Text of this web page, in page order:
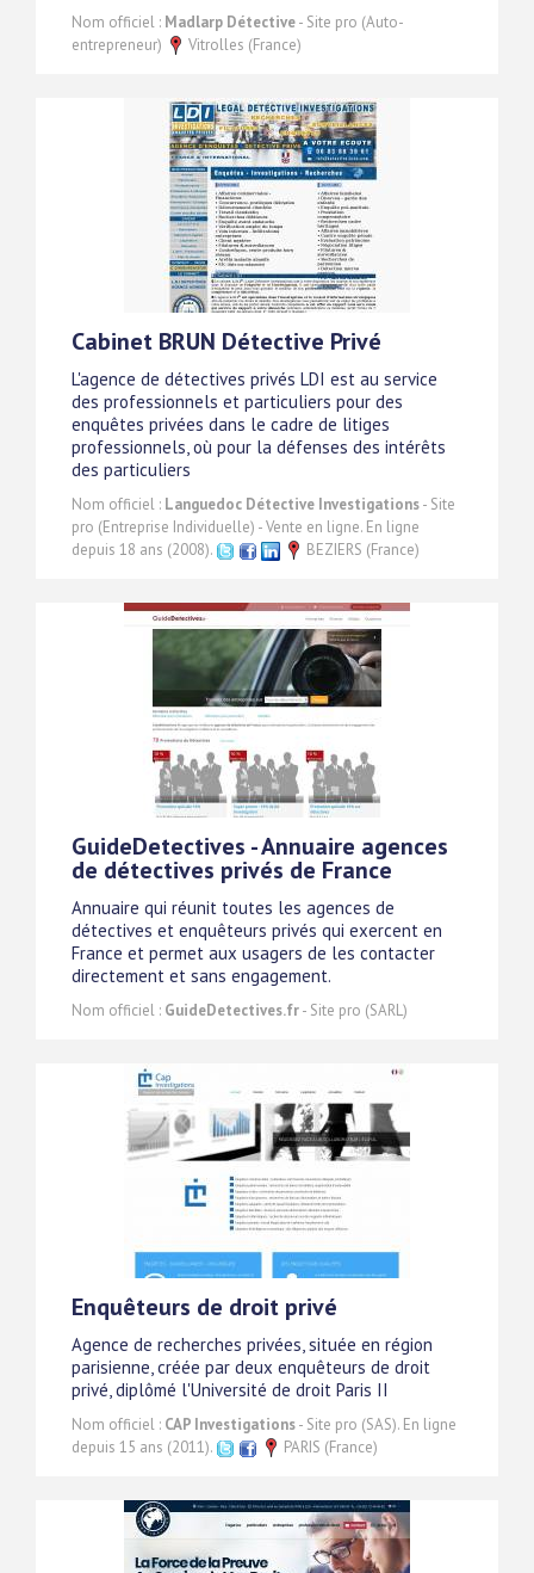
Nom officiel : Madlarp Détective- Site pro (Auto-
entrepreneur)
Vitrolles (France)
Cabinet BRUN Détective Privé
L'agence de détectives privés LDI est au service
des professionnels et particuliers pour des
enquêtes privées dans le cadre de litiges
professionnels, où pour la défenses des intérêts
des particuliers
Nom officiel : Languedoc Détective Investigations- Site
pro (Entreprise Individuelle) - Vente en ligne. En ligne
depuis 18 ans (2008).
BEZIERS (France)
GuideDetectives - Annuaire agences
de détectives privés de France
Annuaire qui réunit toutes les agences de
détectives et enquêteurs privés qui exercent en
France et permet aux usagers de les contacter
directement et sans engagement.
Nom officiel : GuideDetectives.fr- Site pro (SARL)
Enquêteurs de droit privé
Agence de recherches privées, située en région
parisienne, créée par deux enquêteurs de droit
privé, diplômé l'Université de droit Paris II
Nom officiel : CAP Investigations- Site pro (SAS). En ligne
depuis 15 ans (2011).
PARIS (France)